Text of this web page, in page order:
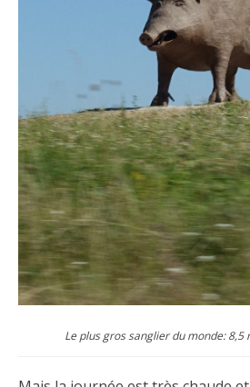
Le plus gros sanglier du monde: 8,5